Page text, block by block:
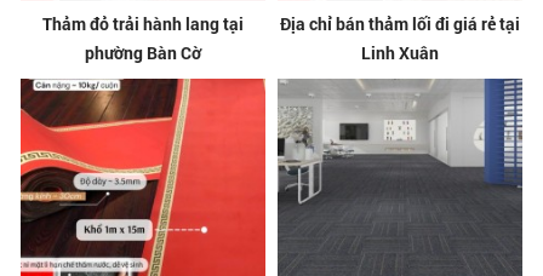
Thảm đỏ trải hành lang tại
phường Bàn Cờ
Địa chỉ bán thảm lối đi giá rẻ tại
Linh Xuân